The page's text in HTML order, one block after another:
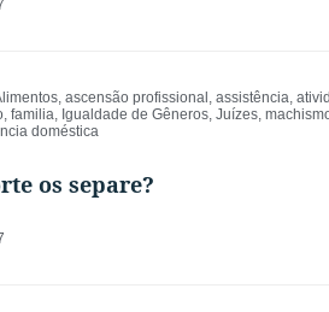
, ascensão profissional , assistência,
, familia, Igualdade de Gêneros, Juízes,
doméstica
os separe?